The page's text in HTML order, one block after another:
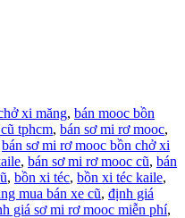
xi măng, bán mooc bồn
tphcm, bán sơ mi rơ mooc,
bán sơ mi rơ mooc bồn chở xi
, bán sơ mi rơ mooc cũ, bán
, bồn xi téc, bồn xi téc kaile,
mua bán xe cũ, định giá
giá sơ mi rơ mooc miễn phí,